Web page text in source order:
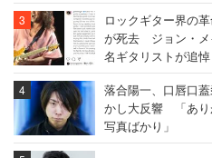
ロックギター界の
が死去 ジョン・メ
名ギタリストが追悼
落合陽一、口唇口
かし大反響 「あり
写真ばかり」